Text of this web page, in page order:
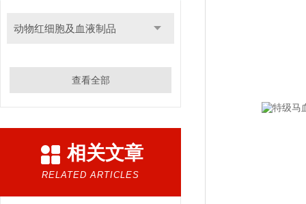
动物红细胞及血液制品
查看全部
相关文章
RELATED ARTICLES